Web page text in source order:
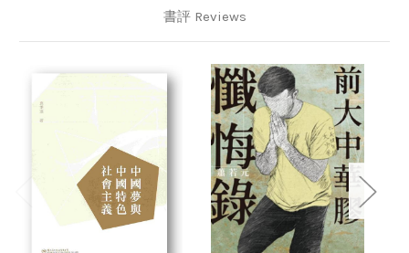
書評 Reviews